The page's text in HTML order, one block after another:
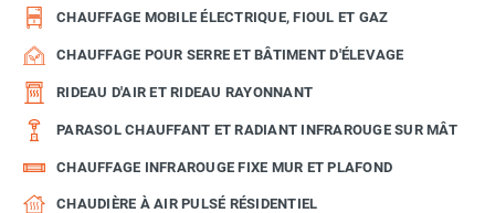
CHAUFFAGE MOBILE ÉLECTRIQUE, FIOUL ET GAZ
CHAUFFAGE POUR SERRE ET BÂTIMENT D'ÉLEVAGE
RIDEAU D'AIR ET RIDEAU RAYONNANT
PARASOL CHAUFFANT ET RADIANT INFRAROUGE SUR MÂT
CHAUFFAGE INFRAROUGE FIXE MUR ET PLAFOND
CHAUDIÈRE À AIR PULSÉ RÉSIDENTIEL